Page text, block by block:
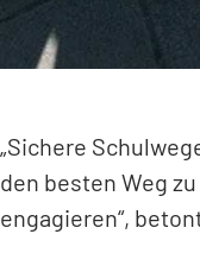
„Sichere
den besten Weg
engagieren“,